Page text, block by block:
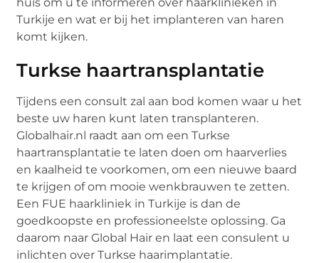
Turkije en wat er bij het implanteren van haren
komt kijken.
Turkse haartransplantatie
Tijdens een consult zal aan bod komen waar u het
beste uw haren kunt laten transplanteren.
Globalhair.nl raadt aan om een Turkse
haartransplantatie te laten doen om haarverlies
en kaalheid te voorkomen, om een nieuwe baard
te krijgen of om mooie wenkbrauwen te zetten.
Een FUE haarkliniek in Turkije is dan de
goedkoopste en professioneelste oplossing. Ga
daarom naar Global Hair en laat een consulent u
inlichten over Turkse haarimplantatie.